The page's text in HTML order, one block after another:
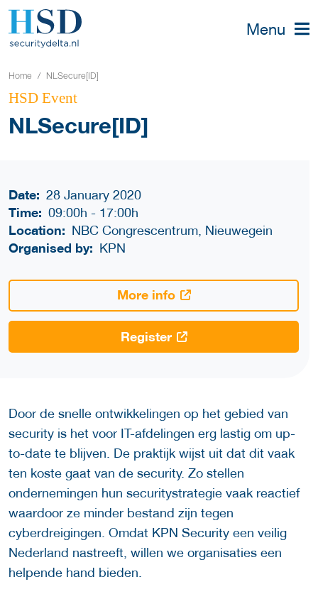
Menu
Home NLSecure[ID]
HSD Event
NLSecure[ID]
Date: 28 January 2020
Time: 09:00h- 17:00h
Location: NBC Congrescentrum, Nieuwegein
Organised by: KPN
More info
Register
Door de snelle ontwikkelingen op het gebied van
security is het voor IT-afdelingen erg lastig om up-
to-date te blijven. De praktijk wijst uit dat dit vaak
ten koste gaat van de security. Zo stellen
ondernemingen hun securitystrategie vaak reactief
waardoor ze minder bestand zijn tegen
cyberdreigingen. Omdat KPN Security een veilig
Nederland nastreeft, willen we organisaties een
helpende hand bieden.